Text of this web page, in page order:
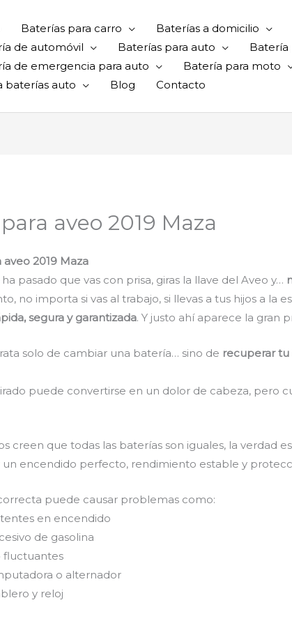
Baterías para carro Baterías a domicilio
de automóvil
Baterías para auto Batería
de emergencia para auto
Batería para moto
baterías auto
Blog Contacto
aveo 2019 Maza
2019 Maza
pasado que vas con prisa, giras la llave del Aveo y…
no importa si vas al trabajo, si llevas a tus hijos a la
segura y garantizada. Y justo ahí aparece la gran
solo de cambiar una batería… sino de recuperar tu
puede convertirse en un dolor de cabeza, pero
creen que todas las baterías son iguales, la verdad
un encendido perfecto, rendimiento estable y
puede causar problemas como:
en encendido
de gasolina
fluctuantes
o alternador
y reloj